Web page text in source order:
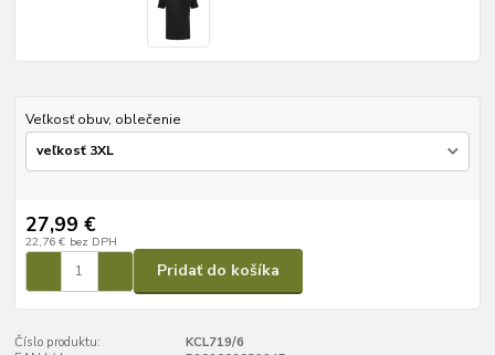
Veľkosť obuv, oblečenie
27,99 €
22,76 € bez DPH
Pridať do košíka
Číslo produktu:
KCL719/6